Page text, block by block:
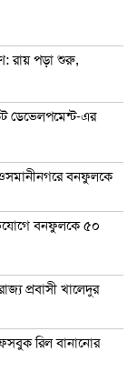
রায় পড়া শুরু,
ডেভেলপমেন্ট-এর
ওসমানীনগরে বনফুলকে
বনফুলকে ৫০
প্রবাসী খালেদুর
রিল বানানোর